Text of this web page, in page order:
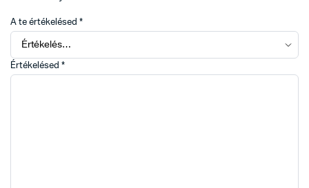
A te értékelésed *
Értékelésed *